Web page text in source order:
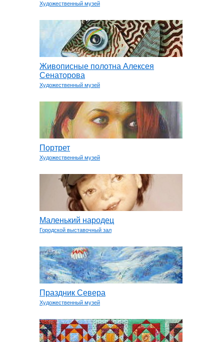
Художественный музей
Живописные полотна Алексея
Сенаторова
Художественный музей
Портрет
Художественный музей
Маленький народец
Городской выставочный зал
Праздник Севера
Художественный музей